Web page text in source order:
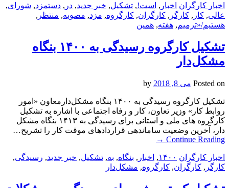
اخبار کارگران اخبار , است!, تشکیل, خبر جدید, در , دستمزد, شورای,
عالی, کار , کارگر , کارگران, کارگروه, مزد, مصوبه, منتظر ,
هستیم/«ترمیم, هفته, همین
تشکیل کارگروه رسیدگی به ۱۴۰۰ بنگاه‌
مشکل‌دار
Posted on می 8, 2018
تشکیل کارگروه رسیدگی به ۱۴۰۰ بنگاه‌ مشکل‌دارمعاون «امور
روابط کار» وزیر تعاون، کار و رفاه اجتماعی با اشاره به تشکیل
کارگروه های ملی و استانی برای رسیدگی به ۱۴۱۳ بنگاه مشکل
دار، آخرین وضعیت ساماندهی قراردادهای موقت کار را تشریح…
Continue Reading
→
اخبار کارگران ۱۴۰۰, اخبار , بنگاه‌, به, تشکیل, خبر جدید, رسیدگی,
کارگر , کارگران, کارگروه, مشکل‌دار